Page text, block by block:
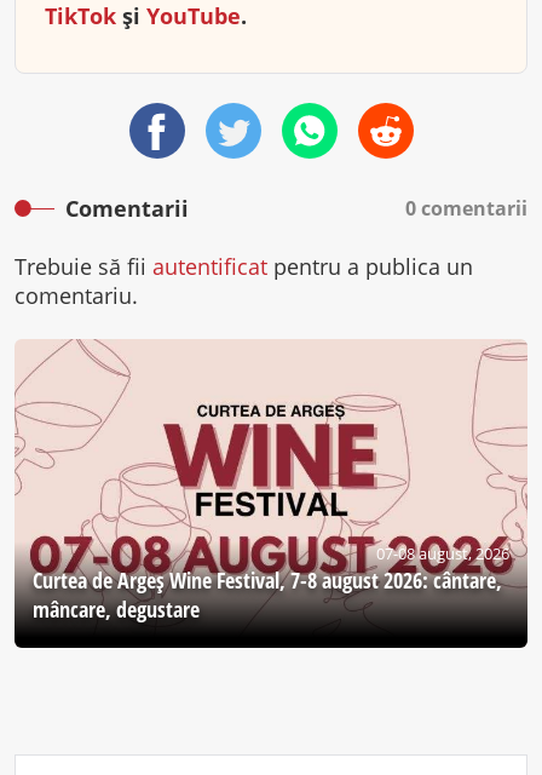
TikTok și YouTube.
Comentarii 0 comentarii
Trebuie să fii autentificat pentru a publica un
comentariu.
07-08 august, 2026
Curtea de Argeş Wine Festival, 7-8 august 2026: cântare,
mâncare, degustare